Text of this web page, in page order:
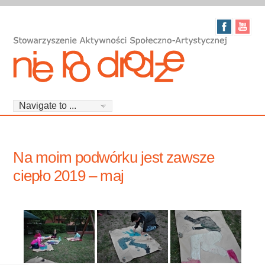
Na moim podwórku jest zawsze
ciepło 2019 – maj